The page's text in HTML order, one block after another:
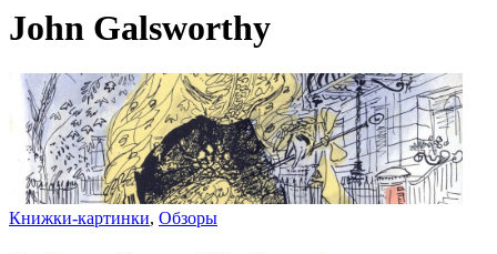
John Galsworthy
Книжки-картинки, Обзоры